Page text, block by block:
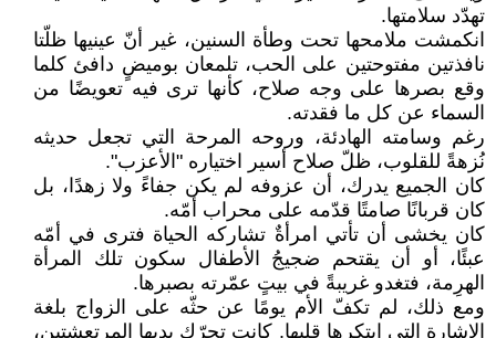
تهدّد سلامتها.
انكمشت ملامحها تحت وطأة السنين، غير أنّ عينيها ظلّتا
نافذتين مفتوحتين على الحب، تلمعان بوميضٍ دافئ كلما
وقع بصرها على وجه صلاح، كأنها ترى فيه تعويضًا من
السماء عن كل ما فقدته.
رغم وسامته الهادئة، وروحه المرحة التي تجعل حديثه
نُزهةً للقلوب، ظلّ صلاح أسير اختياره "الأعزب".
كان الجميع يدرك، أن عزوفه لم يكن جفاءً ولا زهدًا، بل
كان قربانًا صامتًا قدّمه على محراب أمّه.
كان يخشى أن تأتي امرأةٌ تشاركه الحياة فترى في أمّه
عبئًا، أو أن يقتحم ضجيجُ الأطفال سكون تلك المرأة
الهرِمة، فتغدو غريبةً في بيتٍ عمّرته بصبرها.
ومع ذلك، لم تكفّ الأم يومًا عن حثّه على الزواج بلغة
الإشارة التي ابتكرها قلبها. كانت تحرّك يديها المرتعشتين،